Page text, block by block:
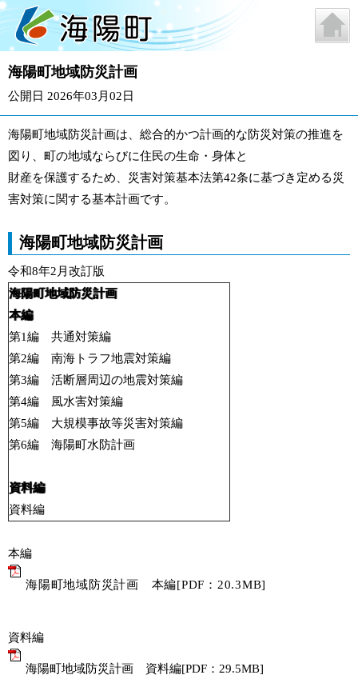
海陽町地域防災計画
公開日 2026年03月02日
海陽町地域防災計画は、総合的かつ計画的な防災対策の推進を
図り、町の地域ならびに住民の生命・身体と
財産を保護するため、災害対策基本法第42条に基づき定める災
害対策に関する基本計画です。
海陽町地域防災計画
令和8年2月改訂版
海陽町地域防災計画
本編
第1編 共通対策編
第2編 南海トラフ地震対策編
第3編 活断層周辺の地震対策編
第4編 風水害対策編
第5編 大規模事故等災害対策編
第6編 海陽町水防計画
資料編
資料編
本編
海陽町地域防災計画 本編[PDF：20.3MB]
資料編
海陽町地域防災計画 資料編[PDF：29.5MB]